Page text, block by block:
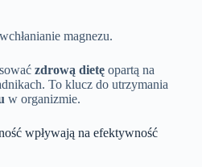
magnezu.
zdrową dietę opartą na
To klucz do utrzymania
w organizmie.
wpływają na efektywność